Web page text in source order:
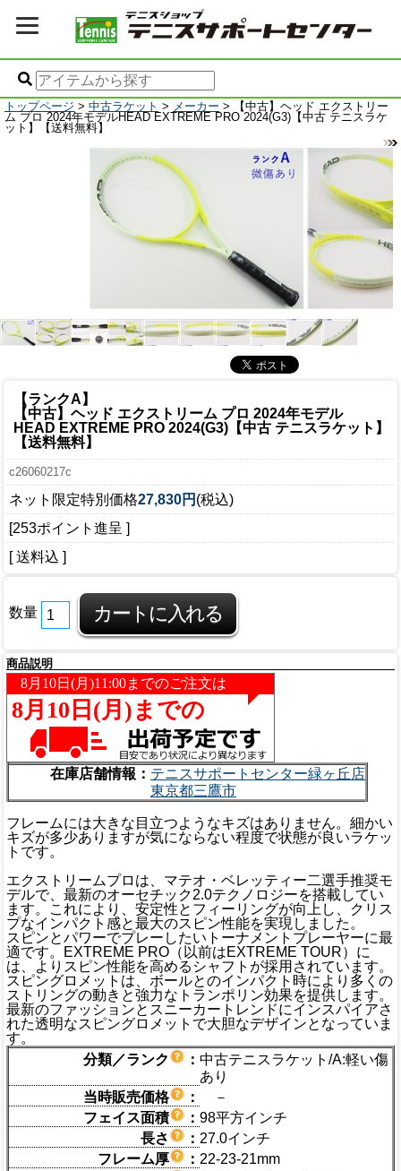
トップページ > 中古ラケット > メーカー > 【中古】ヘッド エクストリー
ム プロ 2024年モデルHEAD EXTREME PRO 2024(G3)【中古 テニスラケ
ット】【送料無料】
【ランクA】
【中古】ヘッド エクストリーム プロ 2024年モデル
HEAD EXTREME PRO 2024(G3)【中古 テニスラケット】
【送料無料】
c26060217c
ネット限定特別価格27,830円 (税込)
[253ポイント進呈 ]
[ 送料込 ]
数量
商品説明
在庫店舗情報： テニスサポートセンター緑ヶ丘店
東京都三鷹市
フレームには大きな目立つようなキズはありません。細かい
キズが多少ありますが気にならない程度で状態が良いラケッ
トです。
エクストリームプロは、マテオ・ベレッティー二選手推奨モ
デルで、最新のオーセチック2.0テクノロジーを搭載してい
ます。これにより、安定性とフィーリングが向上し、クリス
プなインパクト感と最大のスピン性能を実現しました。
スピンとパワーでプレーしたいトーナメントプレーヤーに最
適です。EXTREME PRO（以前はEXTREME TOUR）に
は、よりスピン性能を高めるシャフトが採用されています。
スピングロメットは、ボールとのインパクト時により多くの
ストリングの動きと強力なトランポリン効果を提供します。
最新のファッションとスニーカートレンドにインスパイアさ
れた透明なスピングロメットで大胆なデザインとなっていま
す。
分類／ランク
： 中古テニスラケット/A:軽い傷
あり
当時販売価格
：
－
フェイス面積
： 98平方インチ
長さ
： 27.0インチ
フレーム厚
： 22-23-21mm